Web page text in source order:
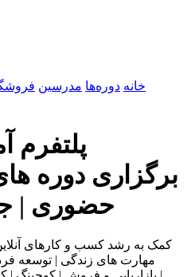
خانه دوره‌ها مدرسین
پلتفرم
برگزاری دوره
حضوری |
کمک به رشد کسب و کارهای
مهارت های زندگی | توسعه